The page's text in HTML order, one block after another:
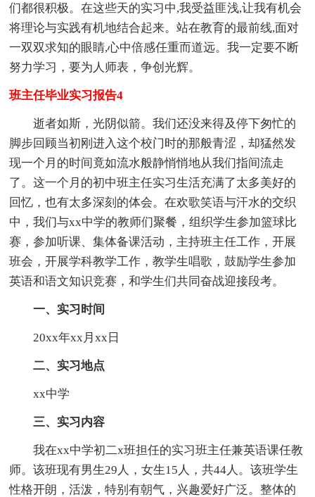
们都很积极。在这些天的实习中,我受益匪浅,让我有机会
将理论与实践有机地结合起来。站在教育的最前线,面对
一双双求知的眼睛,心中倍感任重而道远。我一定要不断
努力学习，要为人师表，争创光辉。
班主任毕业实习报告4
逝者如斯，光阴似箭。我们还没来得及停下匆忙的
脚步回顾当初刚进入这个校门时的那般青涩，却猛然发
现一个月的时间竟如流水般静悄悄地从我们指间流走
了。这一个月的初中班主任实习生活充满了太多美好的
回忆，也有太多深刻的体会。在欢歌笑语与汗水的交织
中，我们与xx中学的教师们聚餐，组织学生参加篮球比
赛，参加听课、集体备课活动，主持班主任工作，开展
班会，开展学科教学工作，教学生唱歌，鼓励学生参加
英语和语文知识竞赛，和学生们共同奋战迎接段考。
一、实习时间
20xx年xx月xx日
二、实习地点
xx中学
三、实习内容
我在xx中学初二x班担任的实习班主任兼英语课任教
师。该班现有男生29人，女生15人，共44人。该班学生
性格开朗，活泼，特别有朝气，兴趣爱好广泛。整体的